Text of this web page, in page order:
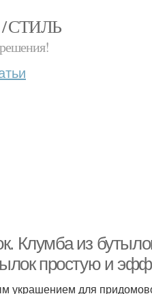
СТИЛЬ
Клумба из
простую и
украшением для